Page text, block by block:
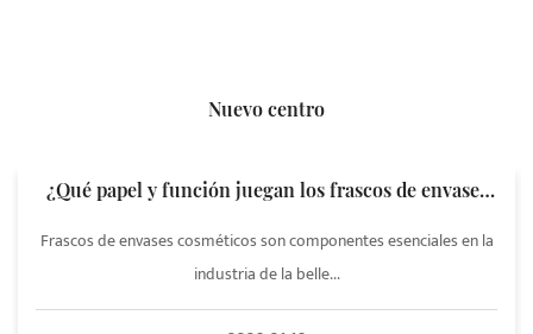
Nuevo centro
¿Qué papel y función juegan los frascos de envases
Frascos de envases cosméticos son componentes esenciales en la
industria de la belle...